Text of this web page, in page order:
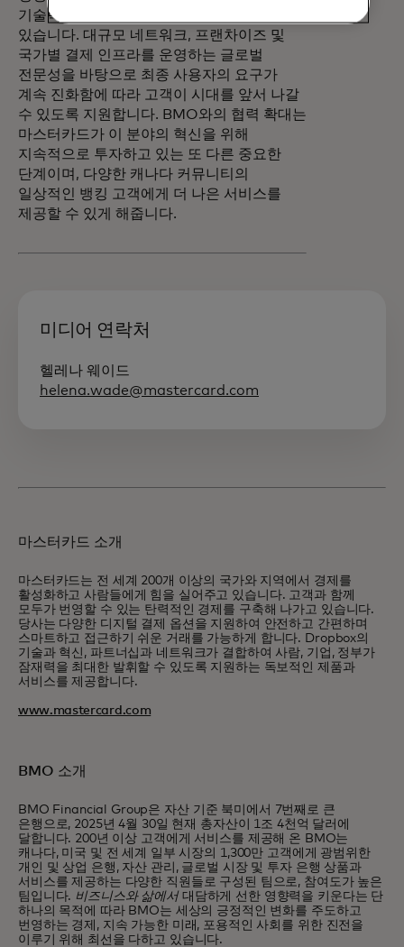
기술력과 규모는 계속해서 차별화되고
있습니다. 대규모 네트워크, 프랜차이즈 및
국가별 결제 인프라를 운영하는 글로벌
전문성을 바탕으로 최종 사용자의 요구가
계속 진화함에 따라 고객이 시대를 앞서 나갈
수 있도록 지원합니다. BMO와의 협력 확대는
마스터카드가 이 분야의 혁신을 위해
지속적으로 투자하고 있는 또 다른 중요한
단계이며, 다양한 캐나다 커뮤니티의
일상적인 뱅킹 고객에게 더 나은 서비스를
제공할 수 있게 해줍니다.
미디어 연락처
헬레나 웨이드
helena.wade@mastercard.com
마스터카드 소개
마스터카드는 전 세계 200개 이상의 국가와 지역에서 경제를
활성화하고 사람들에게 힘을 실어주고 있습니다. 고객과 함께
모두가 번영할 수 있는 탄력적인 경제를 구축해 나가고 있습니다.
당사는 다양한 디지털 결제 옵션을 지원하여 안전하고 간편하며
스마트하고 접근하기 쉬운 거래를 가능하게 합니다. Dropbox의
기술과 혁신, 파트너십과 네트워크가 결합하여 사람, 기업, 정부가
잠재력을 최대한 발휘할 수 있도록 지원하는 독보적인 제품과
서비스를 제공합니다.
www.mastercard.com
BMO 소개
BMO Financial Group은 자산 기준 북미에서 7번째로 큰
은행으로, 2025년 4월 30일 현재 총자산이 1조 4천억 달러에
달합니다. 200년 이상 고객에게 서비스를 제공해 온 BMO는
캐나다, 미국 및 전 세계 일부 시장의 1,300만 고객에게 광범위한
개인 및 상업 은행, 자산 관리, 글로벌 시장 및 투자 은행 상품과
서비스를 제공하는 다양한 직원들로 구성된 팀으로, 참여도가 높은
팀입니다. 비즈니스와 삶에서대담하게 선한 영향력을 키운다는 단
하나의 목적에 따라 BMO는 세상의 긍정적인 변화를 주도하고
번영하는 경제, 지속 가능한 미래, 포용적인 사회를 위한 진전을
이루기 위해 최선을 다하고 있습니다.